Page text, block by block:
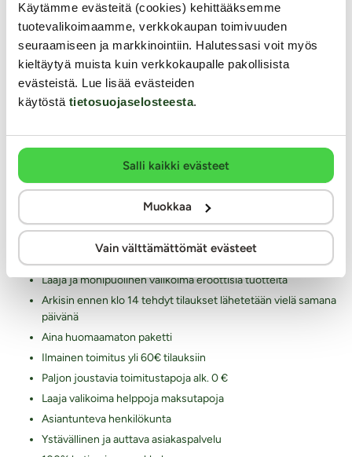
Käytämme evästeitä (cookies) kehittääksemme
tuotevalikoimaamme, verkkokaupan toimivuuden
seuraamiseen ja markkinointiin. Halutessasi voit myös
kieltäytyä muista kuin verkkokaupalle pakollisista
evästeistä. Lue lisää evästeiden
käytöstä tietosuojaselosteesta.
Salli kaikki evästeet
Muokkaa
Vain välttämättömät evästeet
Asiakaspalvelu
Toimitus
Palautukset ja hyvitykset
Yksityisyyden suoja / tietosuoja
Saavutettavuusseloste
Markkinointi ja yhteistyöt
04260 Kerava
Arkisin klo 8 - 15
Miksi juuri Kaalimato.com
Laaja ja monipuolinen valikoima eroottisia tuotteita
Arkisin ennen klo 14 tehdyt tilaukset lähetetään vielä samana
päivänä
Aina huomaamaton paketti
Ilmainen toimitus yli 60€ tilauksiin
Paljon joustavia toimitustapoja alk. 0 €
Laaja valikoima helppoja maksutapoja
Asiantunteva henkilökunta
Ystävällinen ja auttava asiakaspalvelu